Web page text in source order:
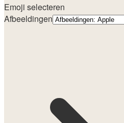
Emoji selecteren
Afbeeldingen